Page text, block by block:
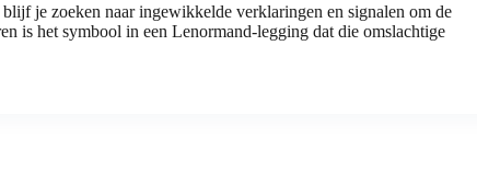
je zoeken naar ingewikkelde verklaringen en signalen om de
is het symbool in een Lenormand-legging dat die omslachtige